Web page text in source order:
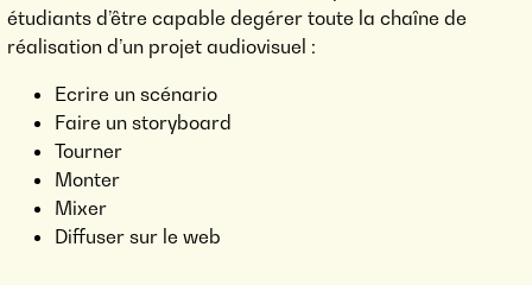
étudiants d’être capable degérer toute la chaîne de
réalisation d’un projet audiovisuel :
Ecrire un scénario
Faire un storyboard
Tourner
Monter
Mixer
Diffuser sur le web